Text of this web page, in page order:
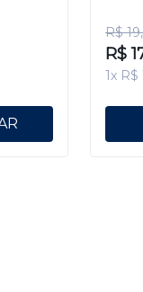
R$
R$
1x R$